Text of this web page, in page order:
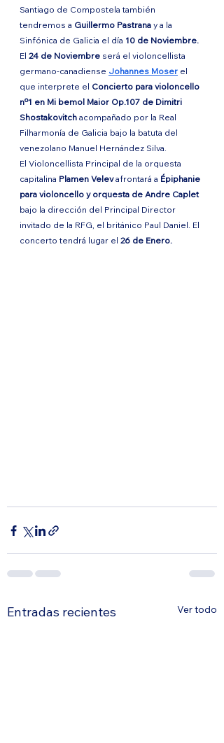
Santiago de Compostela también
tendremos a Guillermo Pastrana y a la
Sinfónica de Galicia el día 10 de Noviembre.
El 24 de Noviembre será el violoncellista
germano-canadiense Johannes Moser el
que interprete el Concierto para violoncello
nº1 en Mi bemol Maior Op.107 de Dimitri
Shostakovitch acompañado por la Real
Filharmonía de Galicia bajo la batuta del
venezolano Manuel Hernández Silva.
El Violoncellista Principal de la orquesta
capitalina Plamen Velev afrontará a Épiphanie
para violoncello y orquesta de Andre Caplet
bajo la dirección del Principal Director
invitado de la RFG, el británico Paul Daniel. El
concerto tendrá lugar el 26 de Enero.
Entradas recientes Ver todo